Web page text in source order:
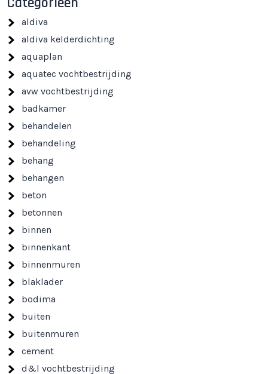
aldiva
aldiva kelderdichting
aquaplan
aquatec vochtbestrijding
avw vochtbestrijding
badkamer
behandelen
behandeling
behang
behangen
beton
betonnen
binnen
binnenkant
binnenmuren
blaklader
bodima
buiten
buitenmuren
cement
d&l vochtbestrijding